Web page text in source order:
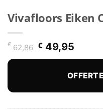
Vivafloors Eiken
€62,86
prijs
€ 62,86.
€49,95
prijs
€